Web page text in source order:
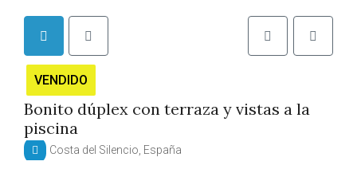
VENDIDO
Bonito dúplex con terraza y vistas a la
piscina
Costa del Silencio, España